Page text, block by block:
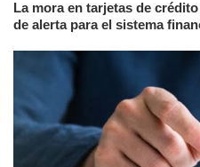
La mora en tarjetas de
de alerta para el sistema